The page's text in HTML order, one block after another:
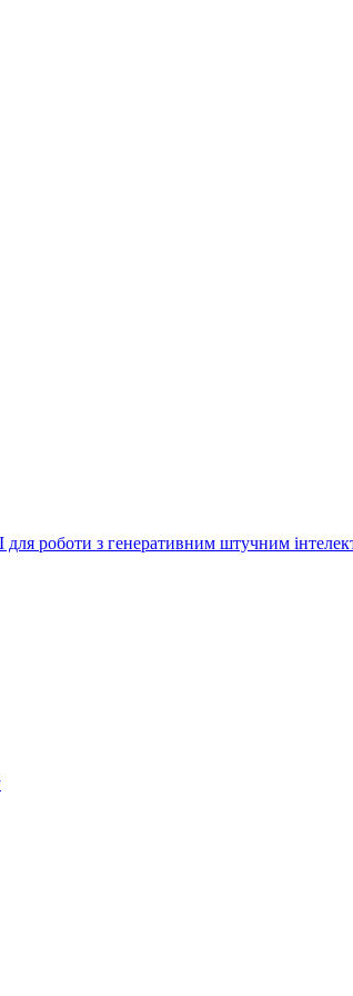
роботи з генеративним штучним